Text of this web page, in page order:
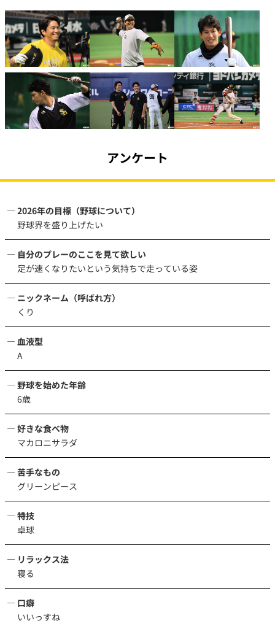
アンケート
2026年の目標（野球について）
野球界を盛り上げたい
自分のプレーのここを見て欲しい
足が速くなりたいという気持ちで走っている姿
ニックネーム（呼ばれ方）
くり
血液型
A
野球を始めた年齢
6歳
好きな食べ物
マカロニサラダ
苦手なもの
グリーンピース
特技
卓球
リラックス法
寝る
口癖
いいっすね